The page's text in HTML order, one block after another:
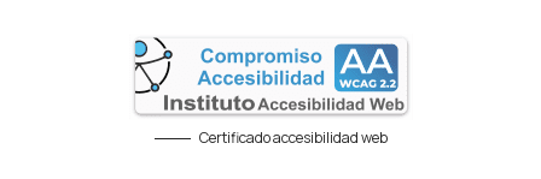
Certificado accesibilidad web